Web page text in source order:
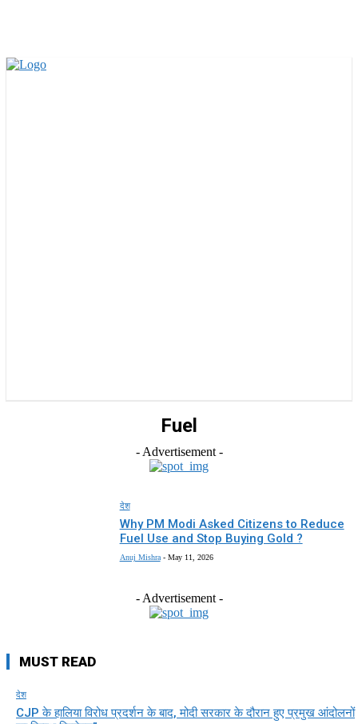
Fuel
- Advertisement -
देश
Why PM Modi Asked Citizens to Reduce
Fuel Use and Stop Buying Gold ?
Anuj Mishra - May 11, 2026
- Advertisement -
MUST READ
देश
CJP के हालिया विरोध प्रदर्शन के बाद, मोदी सरकार के दौरान हुए प्रमुख आंदोलनों